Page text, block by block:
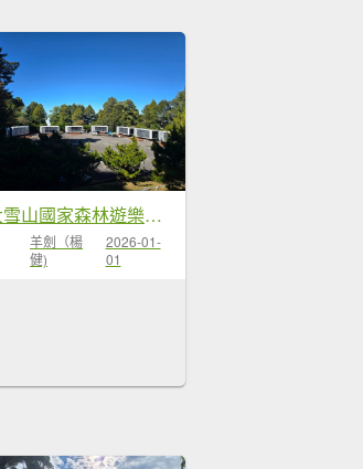
大雪山國家森林遊樂區賞楓／看神木／賞雪白山頭／賞大景
羊劍（楊
健)
2026-01-
01